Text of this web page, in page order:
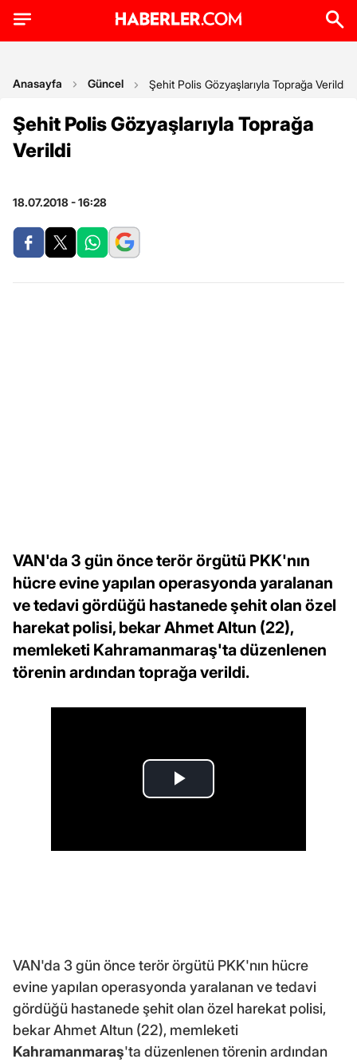
Anasayfa Güncel Şehit Polis Gözyaşlarıyla Toprağa Verildi
Şehit Polis Gözyaşlarıyla Toprağa
Verildi
18.07.2018 - 16:28
VAN'da 3 gün önce terör örgütü PKK'nın
hücre evine yapılan operasyonda yaralanan
ve tedavi gördüğü hastanede şehit olan özel
harekat polisi, bekar Ahmet Altun (22),
memleketi Kahramanmaraş'ta düzenlenen
törenin ardından toprağa verildi.
VAN'da 3 gün önce terör örgütü PKK'nın hücre
evine yapılan operasyonda yaralanan ve tedavi
gördüğü hastanede şehit olan özel harekat polisi,
bekar Ahmet Altun (22), memleketi
Kahramanmaraş'ta düzenlenen törenin ardından